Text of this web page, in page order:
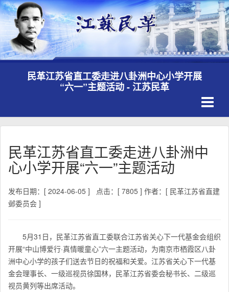
民革江苏省直工委走进八卦洲中心小学开展
“六一”主题活动 - 江苏民革
民革江苏省直工委走进八卦洲中
心小学开展“六一”主题活动
发布日期：[ 2024-06-05 ] 点击：[ 7805 ] 作者：[ 民革江苏省直建
邺委员会 ]
5月31日，民革江苏省直工委联合江苏省关心下一代基金会组织
开展“中山博爱行·真情暖童心”六一主题活动，为南京市栖霞区八卦
洲中心小学的孩子们送去节日的祝福和关爱。江苏省关心下一代基
金会理事长、一级巡视员徐国林，民革江苏省委会秘书长、二级巡
视员黄列等出席活动。